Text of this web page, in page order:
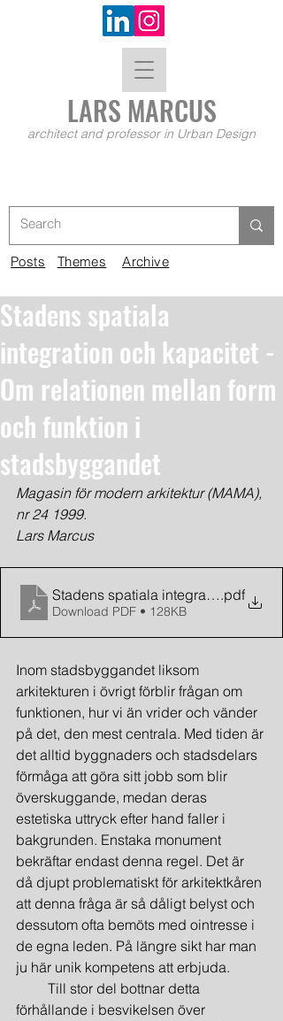
LARS MARCUS
architect and professor in Urban Design
Stadens spatiala
integration och kapacitet -
Om relationen mellan form
och funktion i
stadsbyggandet
Magasin för modern arkitektur (MAMA),
nr 24 1999.
Lars Marcus
Stadens spatiala integration och
.pdf
Download PDF • 128KB
Inom stadsbyggandet liksom
arkitekturen i övrigt förblir frågan om
funktionen, hur vi än vrider och vänder
på det, den mest centrala. Med tiden är
det alltid byggnaders och stadsdelars
förmåga att göra sitt jobb som blir
överskuggande, medan deras
estetiska uttryck efter hand faller i
bakgrunden. Enstaka monument
bekräftar endast denna regel. Det är
då djupt problematiskt för arkitektkåren
att denna fråga är så dåligt belyst och
dessutom ofta bemöts med ointresse i
de egna leden. På längre sikt har man
ju här unik kompetens att erbjuda.
Till stor del bottnar detta
förhållande i besvikelsen över
Posts Themes Archive